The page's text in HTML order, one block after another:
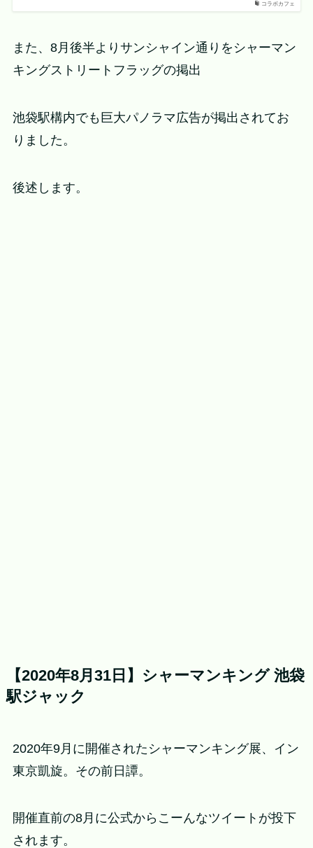
コラボカフェ
また、8月後半よりサンシャイン通りをシャーマン
キングストリートフラッグの掲出
池袋駅構内でも巨大パノラマ広告が掲出されてお
りました。
後述します。
【2020年8月31日】シャーマンキング 池袋
駅ジャック
2020年9月に開催されたシャーマンキング展、イン
東京凱旋。その前日譚。
開催直前の8月に公式からこーんなツイートが投下
されます。